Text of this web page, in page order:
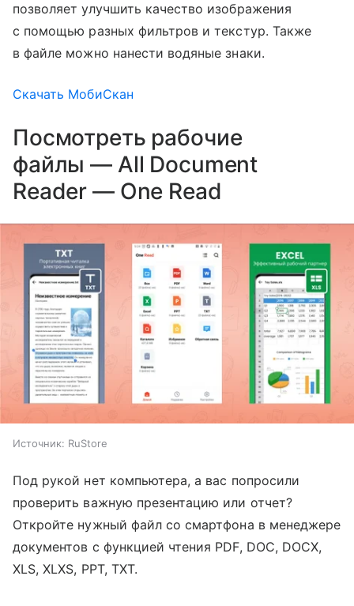
позволяет улучшить качество изображения
с помощью разных фильтров и текстур. Также
в файле можно нанести водяные знаки.
Скачать МобиСкан
Посмотреть рабочие
файлы — All Document
Reader — One Read
Источник: RuStore
Под рукой нет компьютера, а вас попросили
проверить важную презентацию или отчет?
Откройте нужный файл со смартфона в менеджере
документов с функцией чтения PDF, DOC, DOCX,
XLS, XLXS, PPT, TXT.